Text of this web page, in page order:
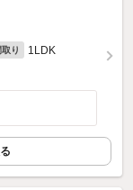
取り 1LDK